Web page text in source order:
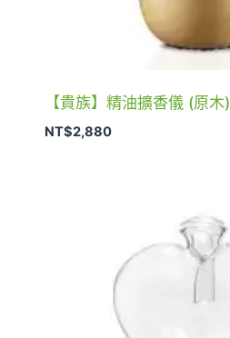
【貴族】精油擴香儀 (原木)
NT$2,880